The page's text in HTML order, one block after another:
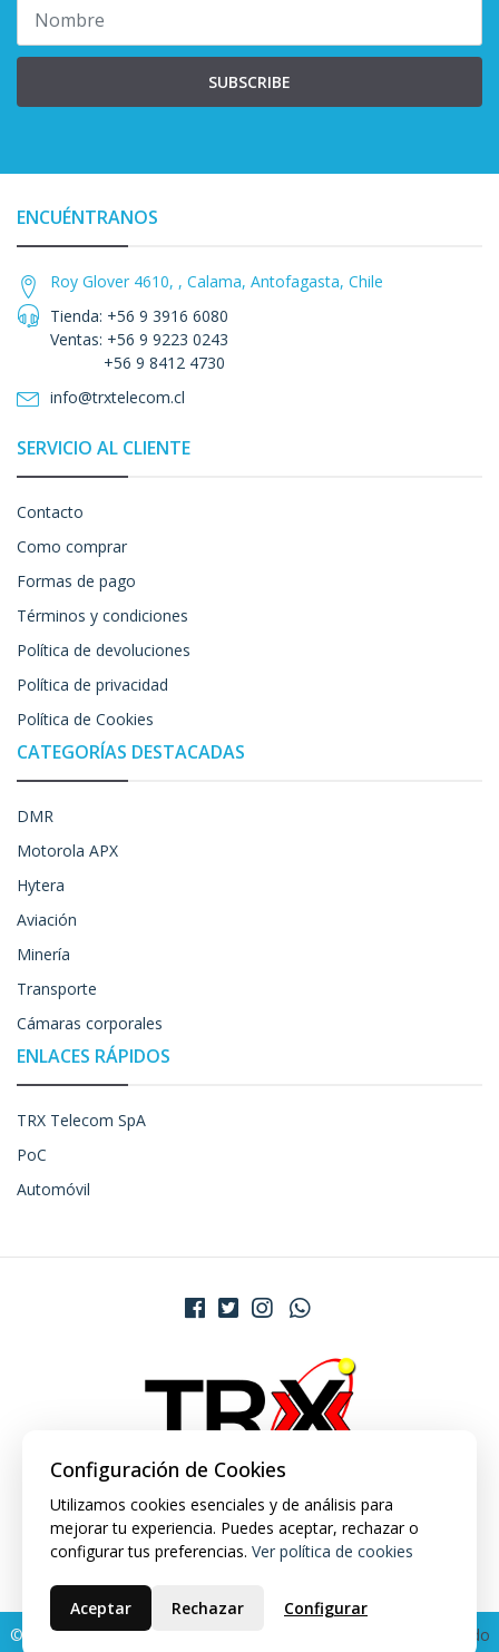
SUBSCRIBE
ENCUÉNTRANOS
Roy Glover 4610, , Calama, Antofagasta, Chile
Tienda: +56 9 3916 6080
Ventas: +56 9 9223 0243
+56 9 8412 4730
info@trxtelecom.cl
SERVICIO AL CLIENTE
Contacto
Como comprar
Formas de pago
Términos y condiciones
Política de devoluciones
Política de privacidad
Política de Cookies
CATEGORÍAS DESTACADAS
DMR
Motorola APX
Hytera
Aviación
Minería
Transporte
Cámaras corporales
ENLACES RÁPIDOS
TRX Telecom SpA
PoC
Automóvil
© 2026 TRX Market. Todos los derechos reservados.
Desarrollado
Configuración de Cookies
Utilizamos cookies esenciales y de análisis para
mejorar tu experiencia. Puedes aceptar, rechazar o
configurar tus preferencias. Ver política de cookies
Aceptar Rechazar Configurar